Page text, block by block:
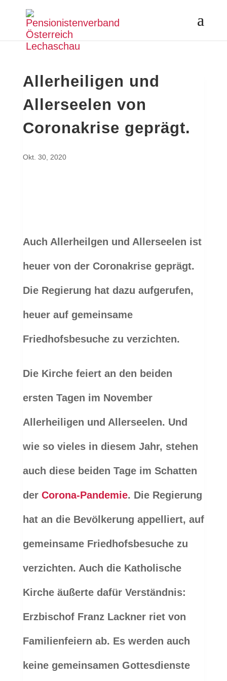
Allerheiligen und
Allerseelen von
Coronakrise geprägt.
Okt. 30, 2020
Auch Allerheilgen und Allerseelen ist
heuer von der Coronakrise geprägt.
Die Regierung hat dazu aufgerufen,
heuer auf gemeinsame
Friedhofsbesuche zu verzichten.
Die Kirche feiert an den beiden
ersten Tagen im November
Allerheiligen und Allerseelen. Und
wie so vieles in diesem Jahr, stehen
auch diese beiden Tage im Schatten
der Corona-Pandemie. Die Regierung
hat an die Bevölkerung appelliert, auf
gemeinsame Friedhofsbesuche zu
verzichten. Auch die Katholische
Kirche äußerte dafür Verständnis:
Erzbischof Franz Lackner riet von
Familienfeiern ab. Es werden auch
keine gemeinsamen Gottesdienste